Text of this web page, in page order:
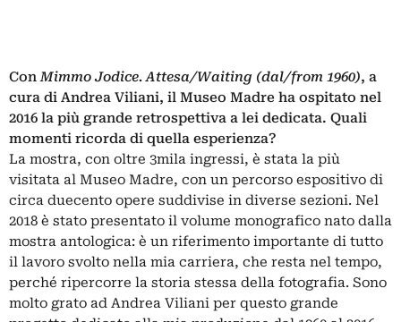
ConMimmo Jodice. Attesa/Waiting (dal/from 1960), a
cura di Andrea Viliani, il Museo Madre ha ospitato nel
2016 la più grande retrospettiva a lei dedicata. Quali
momenti ricorda di quella esperienza?
La mostra, con oltre 3mila ingressi, è stata la più
visitata al Museo Madre, con un percorso espositivo di
circa duecento opere suddivise in diverse sezioni. Nel
2018 è stato presentato il volume monografico nato dalla
mostra antologica: è un riferimento importante di tutto
il lavoro svolto nella mia carriera, che resta nel tempo,
perché ripercorre la storia stessa della fotografia. Sono
molto grato ad Andrea Viliani per questo grande